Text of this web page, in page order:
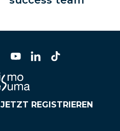
JETZT REGISTRIEREN